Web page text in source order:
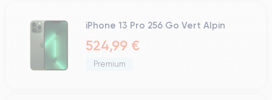
iPhone 13 Pro 256 Go Vert Alpin
524,99 €
Premium